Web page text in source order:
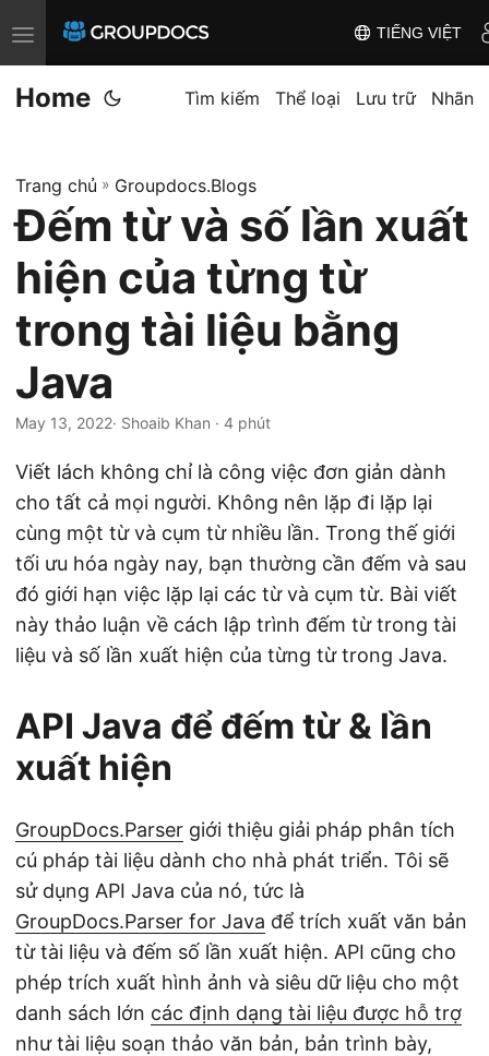
T
o
g
e
n
v
i
g
a
t
i
o
n
TIẾNG VIỆT
Home Tìm kiếm Thể loại Lưu trữ Nhãn
Trang chủ » Groupdocs.Blogs
Đếm từ và số lần xuất
hiện của từng từ
trong tài liệu bằng
Java
May 13, 2022· Shoaib Khan · 4 phút
Viết lách không chỉ là công việc đơn giản dành
cho tất cả mọi người. Không nên lặp đi lặp lại
cùng một từ và cụm từ nhiều lần. Trong thế giới
tối ưu hóa ngày nay, bạn thường cần đếm và sau
đó giới hạn việc lặp lại các từ và cụm từ. Bài viết
này thảo luận về cách lập trình đếm từ trong tài
liệu và số lần xuất hiện của từng từ trong Java.
API Java để đếm từ & lần
xuất hiện
GroupDocs.Parser giới thiệu giải pháp phân tích
cú pháp tài liệu dành cho nhà phát triển. Tôi sẽ
sử dụng API Java của nó, tức là
GroupDocs.Parser for Java để trích xuất văn bản
từ tài liệu và đếm số lần xuất hiện. API cũng cho
phép trích xuất hình ảnh và siêu dữ liệu cho một
danh sách lớn các định dạng tài liệu được hỗ trợ
như tài liệu soạn thảo văn bản, bản trình bày,